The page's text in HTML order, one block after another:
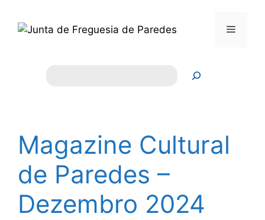
para
Menu
Magazine Cultural
de Paredes –
Dezembro 2024